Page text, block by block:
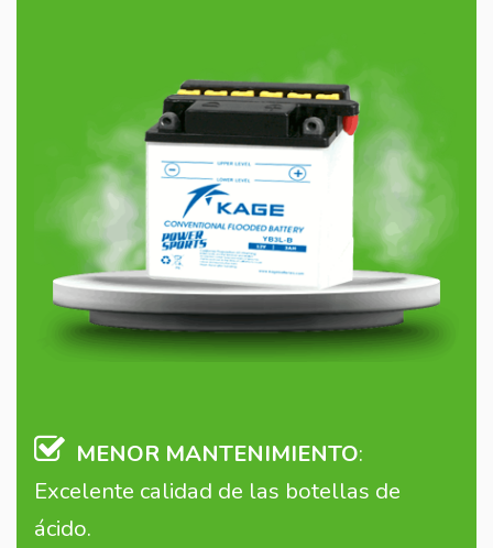
MENOR MANTENIMIENTO:
Excelente calidad de las botellas de
ácido.